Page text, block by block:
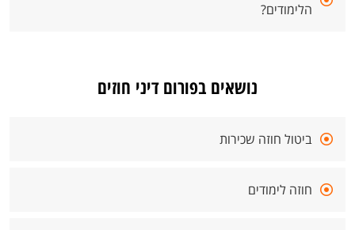
הלימודים?
נושאים בפורום דיני חוזים
ביטול חוזה שכירות
חוזה לימודים